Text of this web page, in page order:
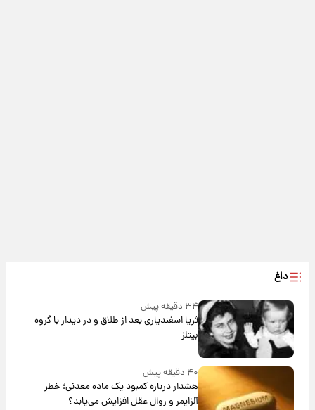
داغ
۳۴ دقیقه پیش
ثریا اسفندیاری بعد از طلاق و در دیدار با گروه
بیتلز
۴۰ دقیقه پیش
هشدار درباره کمبود یک ماده معدنی؛ خطر
آلزایمر و زوال عقل افزایش می‌یابد؟